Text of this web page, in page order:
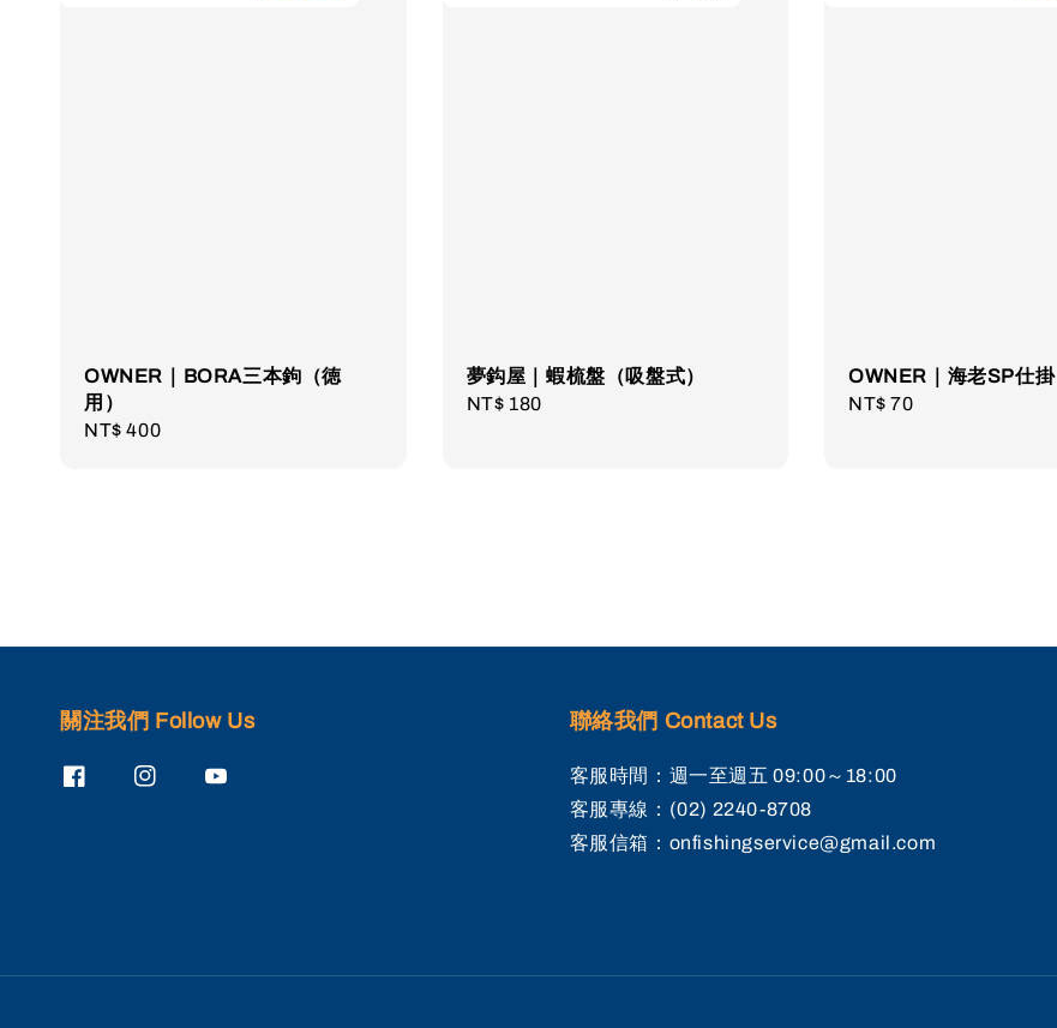
OWNER｜BORA三本鉤（徳
用）
Regular
NT$ 400
夢鈎屋｜蝦梳盤（吸盤式）
Regular
NT$ 180
OWNER｜海老SP仕掛
Regular
NT$ 70
關注我們 Follow Us 聯絡我們 Contact Us
客服時間：週一至週五 09:00～18:00
客服專線：(02) 2240-8708
客服信箱：onfishingservice@gmail.com